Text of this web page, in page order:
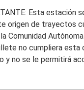
Esta estación
origen de trayectos
Comunidad
no cumpliera esta
y no se le permitirá